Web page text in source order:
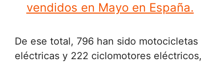
vendidos en Mayo en España.
De ese total, 796 han sido motocicletas
eléctricas y 222 ciclomotores eléctricos,